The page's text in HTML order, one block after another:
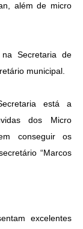
além de micro
Secretaria de
municipal.
está a
dos Micro
conseguir os
“Marcos
excelentes